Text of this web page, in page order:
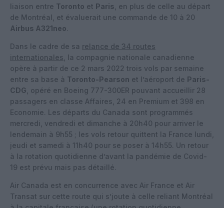
liaison entre Toronto et Paris , en plus de celle au départ
de Montréal, et évaluerait une commande de 10 à 20
Airbus A321neo.
Dans le cadre de sa relance de 34 routes
internationales , la compagnie nationale canadienne
opère à partir de ce 2 mars 2022 trois vols par semaine
entre sa base à Toronto-Pearson et l’aéroport de Paris-
CDG , opéré en Boeing 777-300ER pouvant accueillir 28
passagers en classe Affaires, 24 en Premium et 398 en
Economie. Les départs du Canada sont programmés
mercredi, vendredi et dimanche à 20h40 pour arriver le
lendemain à 9h55 ; les vols retour quittent la France lundi,
jeudi et samedi à 11h40 pour se poser à 14h55. Un retour
à la rotation quotidienne d’avant la pandémie de Covid-
19 est prévu mais pas détaillé.
Air Canada est en concurrence avec Air France et Air
Transat sur cette route qui s’joute à celle reliant Montréal